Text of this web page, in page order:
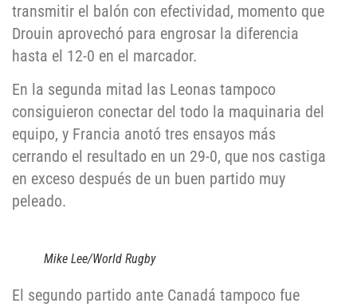
transmitir el balón con efectividad, momento que
Drouin aprovechó para engrosar la diferencia
hasta el 12-0 en el marcador.
En la segunda mitad las Leonas tampoco
consiguieron conectar del todo la maquinaria del
equipo, y Francia anotó tres ensayos más
cerrando el resultado en un 29-0, que nos castiga
en exceso después de un buen partido muy
peleado.
Mike Lee/World Rugby
El segundo partido ante Canadá tampoco fue